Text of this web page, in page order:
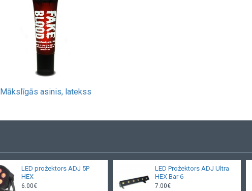
Mākslīgās asinis, latekss
LED prožektors ADJ 5P
HEX
6.00€
LED Prožektors ADJ Ultra
HEX Bar 6
7.00€